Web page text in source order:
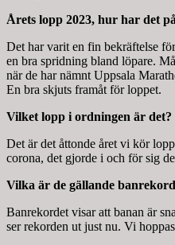
Årets lopp 2023, hur har det
Det har varit en fin bekräftelse
en bra spridning bland löpare.
när de har nämnt Uppsala
En bra skjuts framåt för loppet.
Vilket lopp i ordningen är det?
Det är det åttonde året vi kör
corona, det gjorde i och för sig
Vilka är de gällande
Banrekordet visar att banan är
ser rekorden ut just nu. Vi